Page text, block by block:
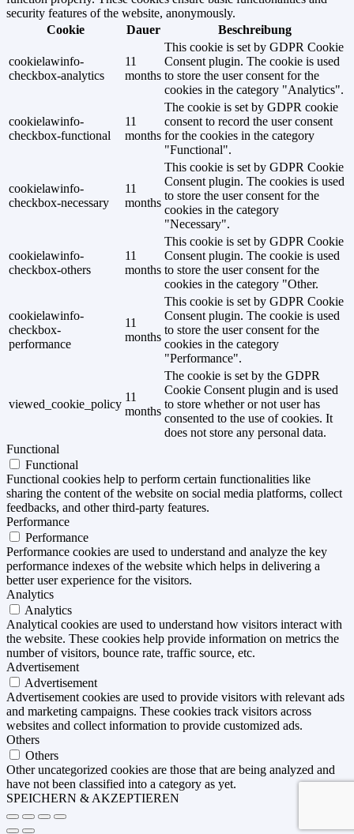
security features of the website, anonymously.
Cookie
Dauer Beschreibung
cookielawinfo-
checkbox-analytics
11
months
This cookie is set by GDPR Cookie
Consent plugin. The cookie is used
to store the user consent for the
cookies in the category "Analytics".
cookielawinfo-
checkbox-functional
11
months
The cookie is set by GDPR cookie
consent to record the user consent
for the cookies in the category
"Functional".
cookielawinfo-
checkbox-necessary
11
months
This cookie is set by GDPR Cookie
Consent plugin. The cookies is used
to store the user consent for the
cookies in the category
"Necessary".
cookielawinfo-
checkbox-others
11
months
This cookie is set by GDPR Cookie
Consent plugin. The cookie is used
to store the user consent for the
cookies in the category "Other.
cookielawinfo-
checkbox-
performance
11
months
This cookie is set by GDPR Cookie
Consent plugin. The cookie is used
to store the user consent for the
cookies in the category
"Performance".
viewed_cookie_policy
11
months
The cookie is set by the GDPR
Cookie Consent plugin and is used
to store whether or not user has
consented to the use of cookies. It
does not store any personal data.
Functional
Functional
Functional cookies help to perform certain functionalities like
sharing the content of the website on social media platforms, collect
feedbacks, and other third-party features.
Performance
Performance
Performance cookies are used to understand and analyze the key
performance indexes of the website which helps in delivering a
better user experience for the visitors.
Analytics
Analytics
Analytical cookies are used to understand how visitors interact with
the website. These cookies help provide information on metrics the
number of visitors, bounce rate, traffic source, etc.
Advertisement
Advertisement
Advertisement cookies are used to provide visitors with relevant ads
and marketing campaigns. These cookies track visitors across
websites and collect information to provide customized ads.
Others
Others
Other uncategorized cookies are those that are being analyzed and
have not been classified into a category as yet.
SPEICHERN & AKZEPTIEREN